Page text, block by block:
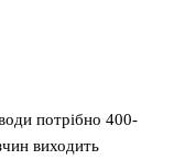
потрібно 400-
виходить